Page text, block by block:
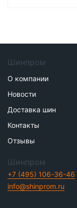
Шинпром
О компании
Новости
Доставка шин
Контакты
Отзывы
Шинпром
+7 (495) 106-36-46
info@shinprom.ru